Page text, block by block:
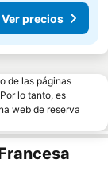
Ver precios
de las páginas
lo tanto, es
web de reserva